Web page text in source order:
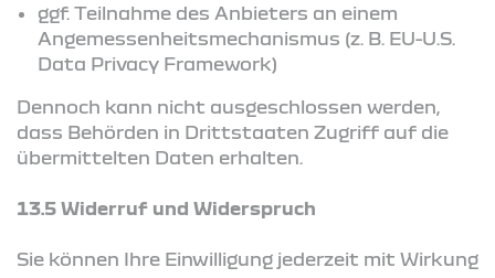
ggf. Teilnahme des Anbieters an einem
Angemessenheitsmechanismus (z. B. EU-U.S.
Data Privacy Framework)
Dennoch kann nicht ausgeschlossen werden,
dass Behörden in Drittstaaten Zugriff auf die
übermittelten Daten erhalten.
13.5 Widerruf und Widerspruch
Sie können Ihre Einwilligung jederzeit mit Wirkung